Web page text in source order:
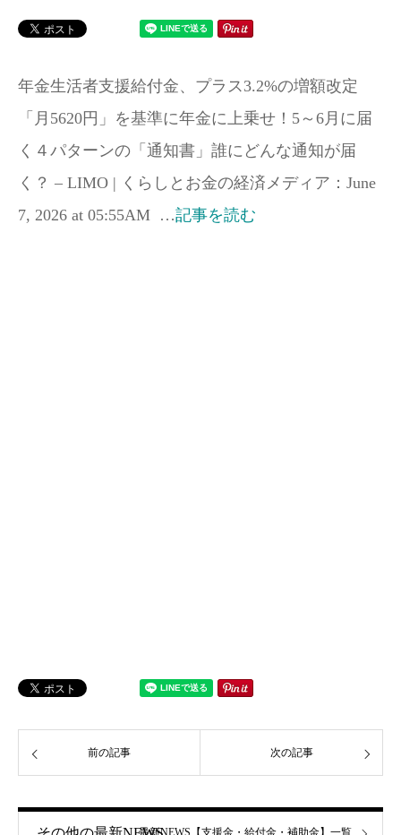
年金生活者支援給付金、プラス3.2%の増額改定
「月5620円」を基準に年金に上乗せ！5～6月に届
く４パターンの「通知書」誰にどんな通知が届
く？ – LIMO | くらしとお金の経済メディア：June
7, 2026 at 05:55AM …記事を読む
前の記事 次の記事
最新NEWS【支援金・給付金・補助金】一覧